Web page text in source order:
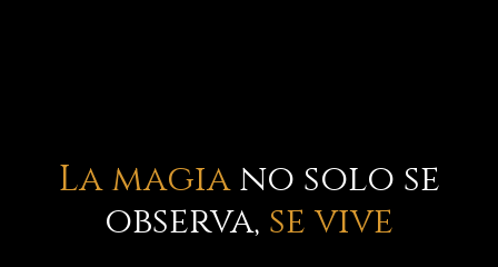
La magiano solo se
observa, se vive